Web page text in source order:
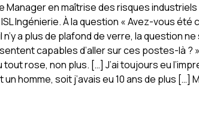
Manager en maîtrise des risques
Ingénierie. À la question « Avez-vous
a plus de plafond de verre, la question
capables d’aller sur ces postes-là ?
rose, non plus. […] J’ai toujours eu
homme, soit j’avais eu 10 ans de plus […]